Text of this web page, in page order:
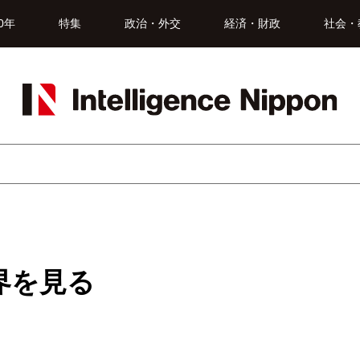
年 特集 政治・外交 経済・財政 社会・
見る